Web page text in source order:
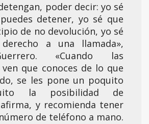
poder decir: yo sé
detener, yo sé que
de no devolución, yo sé
a una llamada»,
«Cuando las
que conoces de lo que
se les pone un poquito
la posibilidad de
y recomienda tener
de teléfono a mano.